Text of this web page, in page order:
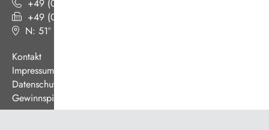
+49 (0) 2366 186 - 0
+49 (0) 2366 186 - 444
N: 51º 36’ 38“ E: 07º 08’ 07“
Kontakt
Impressum
Datenschutz
Gewinnspiel AGB